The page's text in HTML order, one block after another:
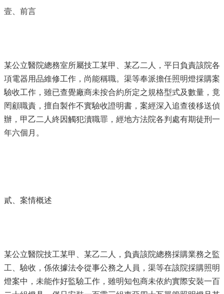
壹、前言
某公立醫院總務室所屬技工某甲、某乙二人，平日負責該院各
項電器用品維修工作，尚能稱職。渠等奉派擔任照明燈採購案
驗收工作，雖已查覺廠商未按合約所定之規格型式及數量，竟
罔顧職責，擅自製作不實驗收證明書，案經深入追查後移送偵
辦，甲乙二人終因觸犯瀆職罪，經地方法院各判處有期徒刑一
年六個月。
貳、案情概述
某公立醫院技工某甲、某乙二人，負責該院總務採購業務之監
工、驗收，係依據法令從事公務之人員，渠等在該院採購照明
燈案中，未能作好監驗工作，雖明知包商未依約實際安裝一百